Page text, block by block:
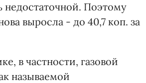
недостаточной. Поэтому
выросла - до 40,7 коп. за
в частности, газовой
называемой